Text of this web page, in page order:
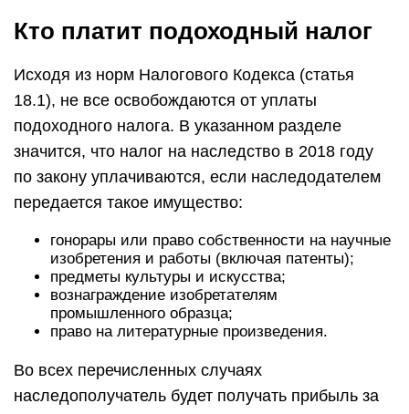
Кто платит подоходный налог
Исходя из норм Налогового Кодекса (статья
18.1), не все освобождаются от уплаты
подоходного налога. В указанном разделе
значится, что налог на наследство в 2018 году
по закону уплачиваются, если наследодателем
передается такое имущество:
гонорары или право собственности на научные
изобретения и работы (включая патенты);
предметы культуры и искусства;
вознаграждение изобретателям
промышленного образца;
право на литературные произведения.
Во всех перечисленных случаях
наследополучатель будет получать прибыль за